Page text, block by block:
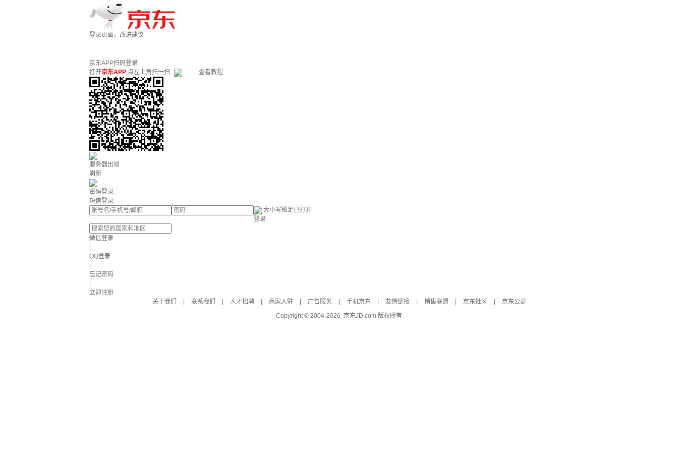
登录页面，改进建议
京东APP扫码登录
打开京东APP 点左上角扫一扫 查看教程
服务器出错
刷新
密码登录
短信登录
大小写锁定已打开
登录
微信登录
QQ登录
忘记密码
立即注册
关于我们
联系我们 人才招聘 商家入驻 广告服务 手机京东 友情链接 销售联盟 京东社区
京东公益
Copyright © 2004-2026 京东JD.com 版权所有